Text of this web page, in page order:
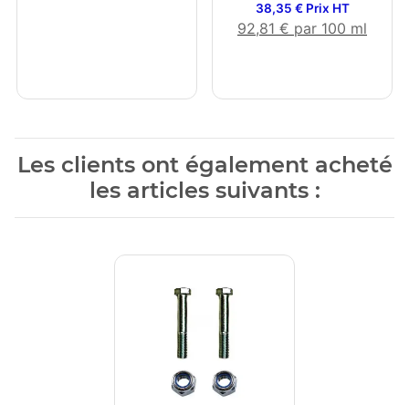
38,35 € Prix HT
92,81 € par 100 ml
Les clients ont également acheté
les articles suivants :